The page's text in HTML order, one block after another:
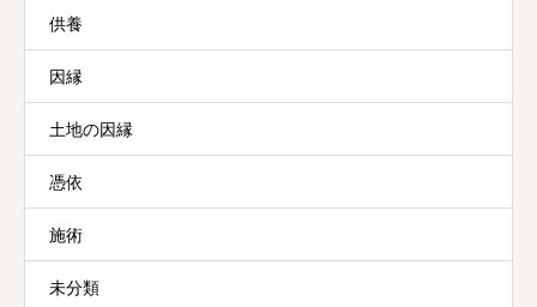
供養
因縁
土地の因縁
憑依
施術
未分類